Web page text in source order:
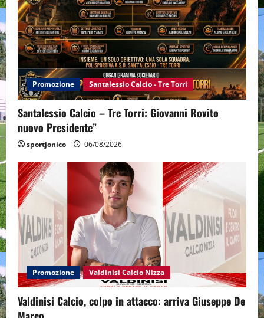
Promozione Santalessio Calcio - Tre Torri
Santalessio Calcio – Tre Torri: Giovanni Rovito
nuovo Presidente”
sportjonico 06/08/2026
Promozione Valdinisi Calcio Nizza
Valdinisi Calcio, colpo in attacco: arriva Giuseppe De